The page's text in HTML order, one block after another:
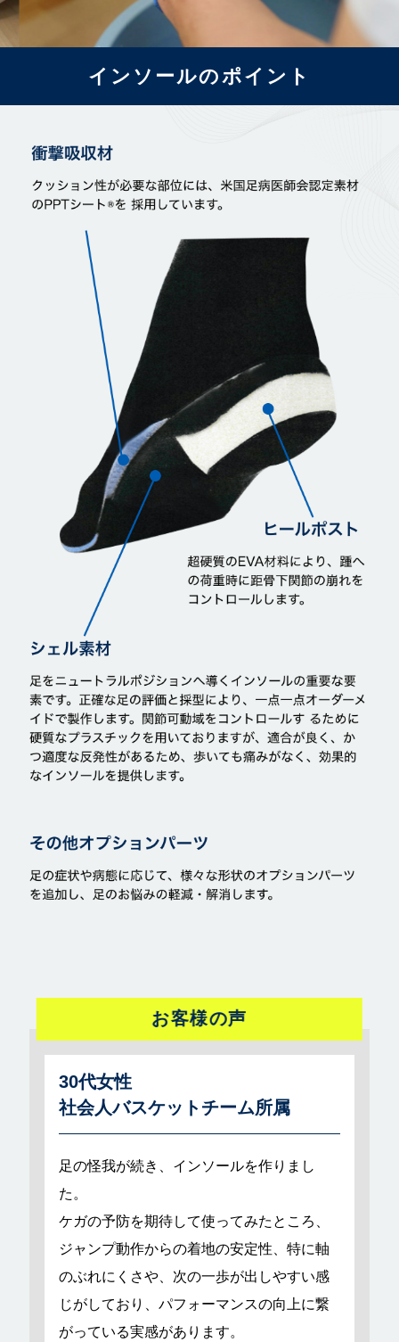
インソールのポイント
お客様の声
30代女性
社会人バスケットチーム所属
足の怪我が続き、インソールを作りまし
た。
ケガの予防を期待して使ってみたところ、
ジャンプ動作からの着地の安定性、特に軸
のぶれにくさや、次の一歩が出しやすい感
じがしており、パフォーマンスの向上に繋
がっている実感があります。